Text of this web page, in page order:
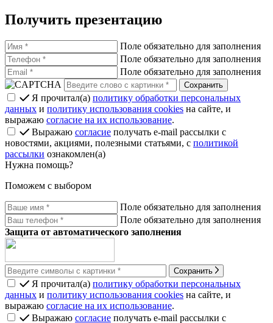
Получить презентацию
Поле обязательно для заполнения
Поле обязательно для заполнения
Поле обязательно для заполнения
Я прочитал(а) политику обработки персональных
данных и политику использования cookies на сайте, и
выражаю согласие на их использование.
Выражаю согласие получать e-mail рассылки с
новостями, акциями, полезными статьями, с политикой
рассылки ознакомлен(а)
Нужна помощь?
Поможем с выбором
Поле обязательно для заполнения
Поле обязательно для заполнения
Защита от автоматического заполнения
Сохранить
Я прочитал(а) политику обработки персональных
данных и политику использования cookies на сайте, и
выражаю согласие на их использование.
Выражаю согласие получать e-mail рассылки с